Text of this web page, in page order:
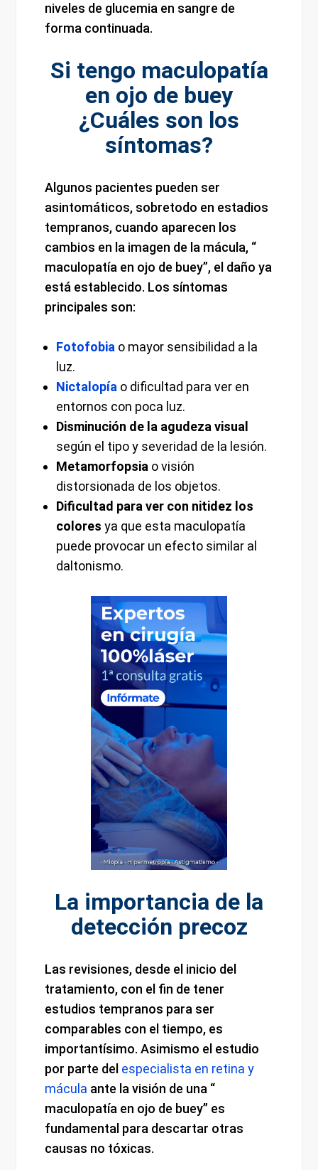
niveles de glucemia en sangre de
forma continuada.
Si tengo maculopatía
en ojo de buey
¿Cuáles son los
síntomas?
Algunos pacientes pueden ser
asintomáticos, sobretodo en estadios
tempranos, cuando aparecen los
cambios en la imagen de la mácula, “
maculopatía en ojo de buey”, el daño ya
está establecido. Los síntomas
principales son:
Fotofobia o mayor sensibilidad a la
luz.
Nictalopía o dificultad para ver en
entornos con poca luz.
Disminución de la agudeza visual
según el tipo y severidad de la lesión.
Metamorfopsia o visión
distorsionada de los objetos.
Dificultad para ver con nitidez los
colores ya que esta maculopatía
puede provocar un efecto similar al
daltonismo.
La importancia de la
detección precoz
Las revisiones, desde el inicio del
tratamiento, con el fin de tener
estudios tempranos para ser
comparables con el tiempo, es
importantísimo. Asimismo el estudio
por parte del especialista en retina y
mácula ante la visión de una “
maculopatía en ojo de buey” es
fundamental para descartar otras
causas no tóxicas.